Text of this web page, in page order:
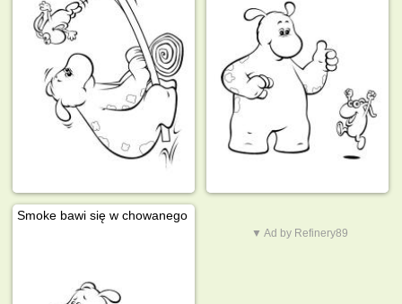
Smoke bawi się w chowanego
▼ Ad by Refinery89